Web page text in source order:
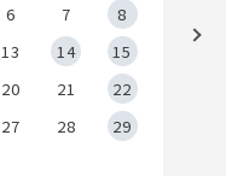
6 7
8
13 14
15
20 21
22
27 28
29